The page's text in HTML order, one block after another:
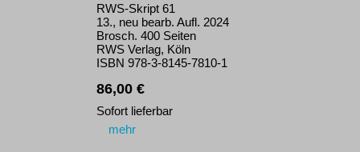
RWS-Skript 61
13., neu bearb. Aufl. 2024
Brosch. 400 Seiten
RWS Verlag, Köln
ISBN 978-3-8145-7810-1
86,00 €
Sofort lieferbar
mehr